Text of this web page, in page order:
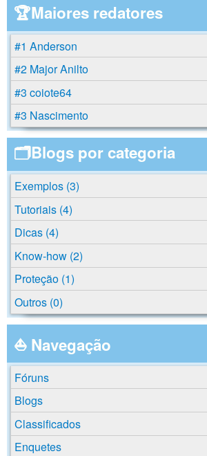
🏆Maiores redatores
#1 Anderson
#2 Major Anilto
#3 coiote64
#3 Nascimento
🗂️Blogs por categoria
Exemplos (3)
Tutoriais (4)
Dicas (4)
Know-how (2)
Proteção (1)
Outros (0)
⛵ Navegação
Fóruns
Blogs
Classificados
Enquetes